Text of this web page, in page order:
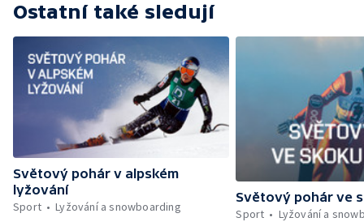
Ostatní také sledují
Světový pohár v alpském
lyžování
Sport
Lyžování a snowboarding
Světový pohár ve
Sport
Lyžování a